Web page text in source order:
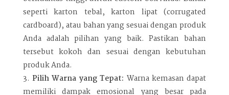
seperti karton tebal, karton lipat (corrugated
cardboard), atau bahan yang sesuai dengan produk
Anda adalah pilihan yang baik. Pastikan bahan
tersebut kokoh dan sesuai dengan kebutuhan
produk Anda.
Pilih Warna yang Tepat: Warna kemasan dapat
memiliki dampak emosional yang besar pada